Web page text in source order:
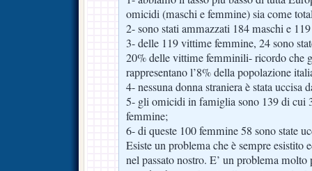
omicidi (maschi e femmine) sia come
2- sono stati ammazzati 184 maschi e
3- delle 119 vittime femmine, 24 sono
20% delle vittime femminili- ricordo che
rappresentano l’8% della popolazione
4- nessuna donna straniera è stata uccisa
5- gli omicidi in famiglia sono 139 di cui
femmine;
6- di queste 100 femmine 58 sono state
Esiste un problema che è sempre esistito
nel passato nostro. E’ un problema